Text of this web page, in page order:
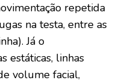
repetida
na testa, entre as
Já o
estáticas, linhas
volume facial,